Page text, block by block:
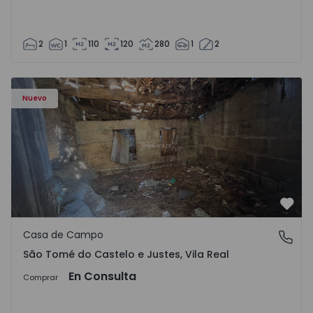
2 1 110 120 280 1 2
Nuevo
Casa Vila Real, São Tomé do Castelo e Justes - 1575189 - 1
São Tomé do Castelo e Justes, Vila Real
Casa de Campo
São Tomé do Castelo e Justes, Vila Real
Comprar En Consulta